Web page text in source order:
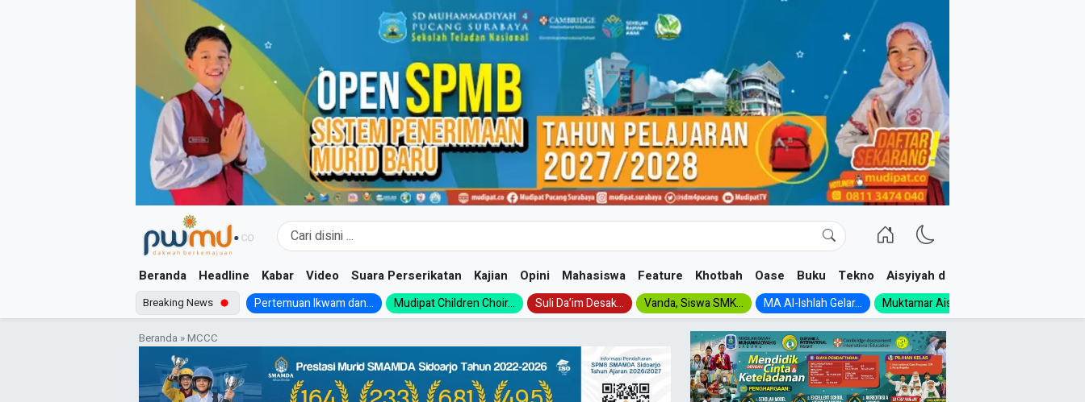
Beranda Headline Kabar Video Suara Perserikatan Kajian Opini Mahasiswa Feature Khotbah Oase Buku Tekno Aisyiyah dan NA
Breaking News Pertemuan Ikwam dan... Mudipat Children Choir... Suli Da’im Desak... Vanda, Siswa SMK... MA Al-Ishlah Gelar... Muktamar Aisyiyah 1926:...
Beranda »MCCC